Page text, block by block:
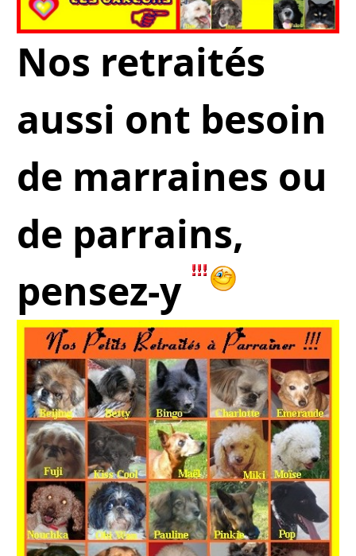
Nos retraités
aussi ont besoin
de marraines ou
de parrains,
pensez-y